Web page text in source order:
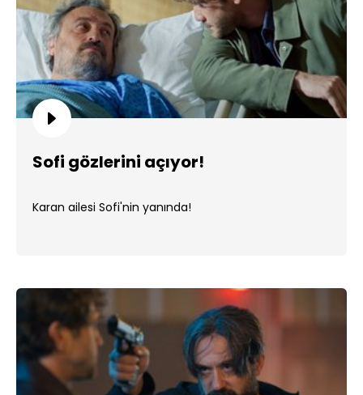
Sofi gözlerini açıyor!
Karan ailesi Sofi'nin yanında!